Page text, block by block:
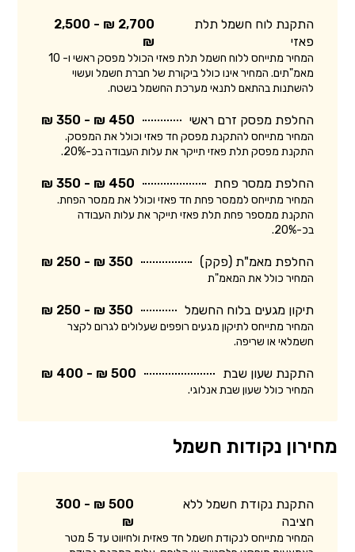
התקנת לוח חשמל תלת
פאזי
2,700 ₪ - 2,500
₪
המחיר מתייחס ללוח חשמל תלת פאזי הכולל מפסק ראשי ו- 10
מאמ"תים. המחיר אינו כולל ביקורת של חברת חשמל ועשוי
להשתנות בהתאם לתנאי מערכת החשמל בשטח.
החלפת מפסק זרם ראשי 450 ₪ - 350 ₪
המחיר מתייחס להתקנת מפסק חד פאזי וכולל את המפסק.
התקנת מפסק תלת פאזי תייקר את עלות העבודה בכ-20%.
החלפת ממסר פחת 450 ₪ - 350 ₪
המחיר מתייחס לממסר פחת חד פאזי וכולל את ממסר הפחת.
התקנת ממספר פחת תלת פאזי תייקר את עלות העבודה
בכ-20%.
החלפת מאמ"ת (פקק) 350 ₪ - 250 ₪
המחיר כולל את המאמ"ת
תיקון מגעים בלוח החשמל 350 ₪ - 250 ₪
המחיר מתייחס לתיקון מגעים רופפים שעלולים לגרום לקצר
חשמלאי או שריפה.
התקנת שעון שבת 500 ₪ - 400 ₪
המחיר כולל שעון שבת אנלוגי.
מחירון נקודות חשמל
התקנת נקודת חשמל ללא
חציבה
500 ₪ - 300
₪
המחיר מתייחס לנקודת חשמל חד פאזית ולחיווט עד 5 מטר